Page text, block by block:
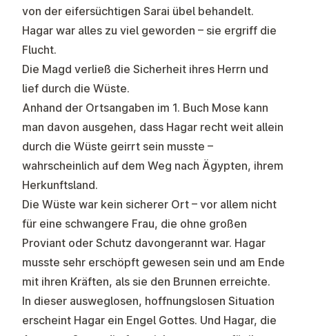
von der eifersüchtigen Sarai übel behandelt.
Hagar war alles zu viel geworden – sie ergriff die
Flucht.
Die Magd verließ die Sicherheit ihres Herrn und
lief durch die Wüste.
Anhand der Ortsangaben im 1. Buch Mose kann
man davon ausgehen, dass Hagar recht weit allein
durch die Wüste geirrt sein musste –
wahrscheinlich auf dem Weg nach Ägypten, ihrem
Herkunftsland.
Die Wüste war kein sicherer Ort – vor allem nicht
für eine schwangere Frau, die ohne großen
Proviant oder Schutz davongerannt war. Hagar
musste sehr erschöpft gewesen sein und am Ende
mit ihren Kräften, als sie den Brunnen erreichte.
In dieser ausweglosen, hoffnungslosen Situation
erscheint Hagar ein Engel Gottes. Und Hagar, die